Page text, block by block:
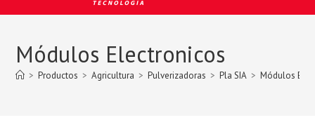
Módulos Electronicos
> Productos > Agricultura > Pulverizadoras > Pla SIA > Módulos